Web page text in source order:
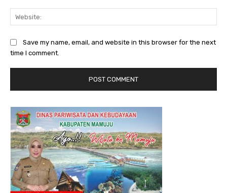
Save my name, email, and website in this browser for the next
time I comment.